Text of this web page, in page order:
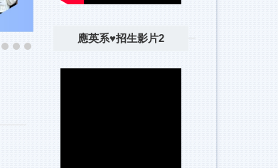
應英系♥招生影片2